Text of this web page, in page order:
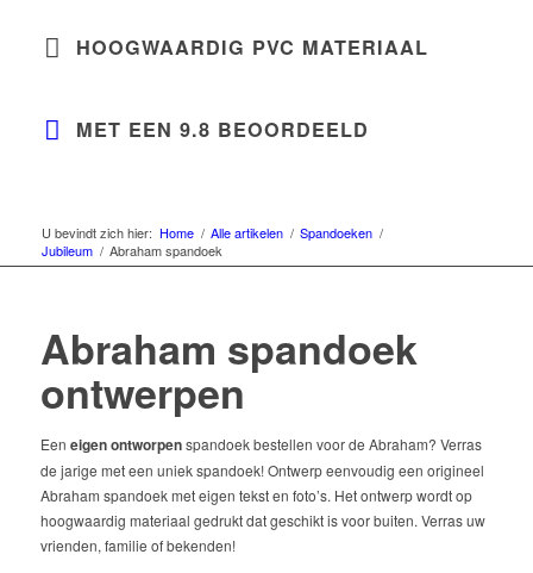
HOOGWAARDIG PVC MATERIAAL
MET EEN 9.8 BEOORDEELD
U bevindt zich hier: Home / Alle artikelen / Spandoeken /
Jubileum / Abraham spandoek
Abraham spandoek
ontwerpen
Een eigen ontworpenspandoek bestellen voor de Abraham? Verras
de jarige met een uniek spandoek! Ontwerp eenvoudig een origineel
Abraham spandoek met eigen tekst en foto’s. Het ontwerp wordt op
hoogwaardig materiaal gedrukt dat geschikt is voor buiten. Verras uw
vrienden, familie of bekenden!